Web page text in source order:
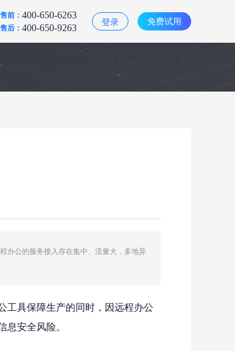
售前： 400-650-6263
售后： 400-650-9263
免费试用
登录
办公的服务接入存在集中、流量大，多地异
工具保障生产的同时，因远程办公
安全风险。